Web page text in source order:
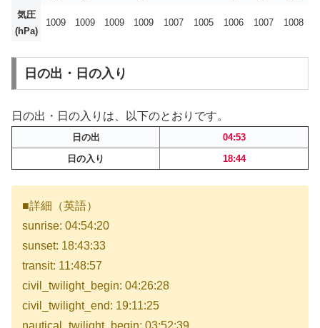
気圧
(hPa)
1009 1009 1009 1009 1007 1005 1006 1007 1008
日の出・日の入り
日の出・日の入りは、以下のとおりです。
日の出
04:53
日の入り
18:44
■詳細（英語）
sunrise: 04:54:20
sunset: 18:43:33
transit: 11:48:57
civil_twilight_begin: 04:26:28
civil_twilight_end: 19:11:25
nautical_twilight_begin: 03:52:39